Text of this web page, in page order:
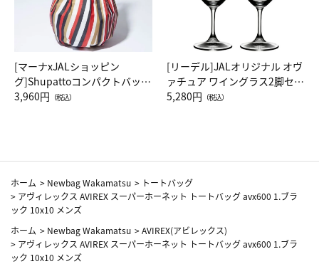
[マーナxJALショッピン
グ]Shupattoコンパクトバッグ
Drop JAL客室乗務員（LC）ス
3,960円 （税込）
[リーデル]JALオリジナル オヴ
ァチュア ワイングラス2脚セッ
ト（レッドワイン）
5,280円 （税込）
ホーム > Newbag Wakamatsu > トートバッグ
> アヴィレックス AVIREX スーパーホーネット トートバッグ avx600 1.ブラ
ック 10x10 メンズ
ホーム > Newbag Wakamatsu >AVIREX(アビレックス)
> アヴィレックス AVIREX スーパーホーネット トートバッグ avx600 1.ブラ
ック 10x10 メンズ